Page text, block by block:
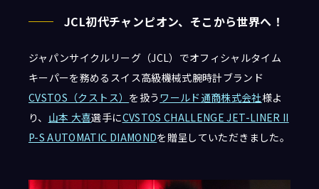
JCL初代チャンピオン、そこから世界へ！
ジャパンサイクルリーグ（JCL）でオフィシャルタイム
キーパーを務めるスイス高級機械式腕時計ブランド
CVSTOS（クストス） を扱う ワールド通商株式会社様よ
り、 山本 大喜選手にCVSTOS CHALLENGE JET-LINER II
P-S AUTOMATIC DIAMONDを贈呈していただきました。